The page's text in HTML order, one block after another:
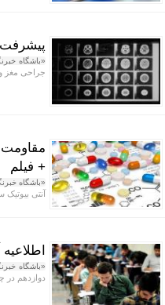
«باشگاه
جراحی مغز
+ فیلم
«باشگاه
آنتی
اطلاعیه
«باشگاه
دوازدهم در